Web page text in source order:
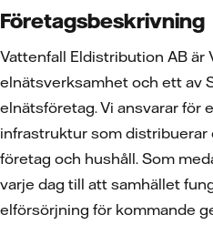
Företagsbeskrivning
Vattenfall Eldistribution AB är
elnätsverksamhet och ett av
elnätsföretag. Vi ansvarar för
infrastruktur som
företag och hushåll. Som
varje dag till att samhället
elförsörjning för kommande